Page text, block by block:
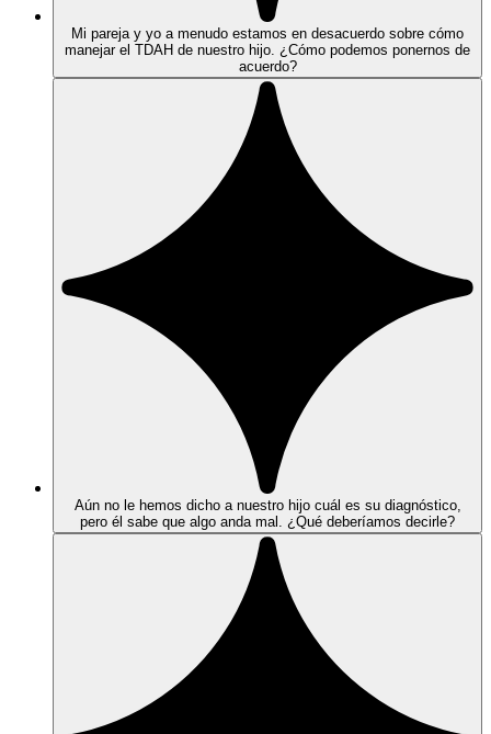
Mi pareja y yo a menudo estamos en desacuerdo sobre cómo
manejar el TDAH de nuestro hijo. ¿Cómo podemos ponernos de
acuerdo?
Aún no le hemos dicho a nuestro hijo cuál es su diagnóstico,
pero él sabe que algo anda mal. ¿Qué deberíamos decirle?